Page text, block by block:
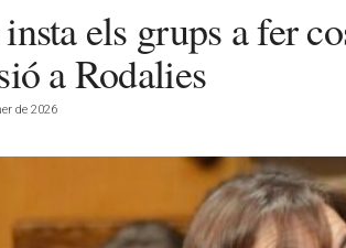
els grups a fer
a Rodalies
de 2026